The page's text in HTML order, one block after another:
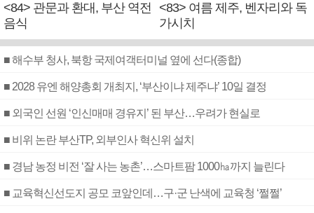
<84> 관문과 환대, 부산 역전
음식
<83> 여름 제주, 벤자리와 독
가시치
■ 해수부 청사, 북항 국제여객터미널 옆에 선다(종합)
■ 2028 유엔 해양총회 개최지, ‘부산이냐 제주냐’ 10일 결정
■ 외국인 선원 ‘인신매매 경유지’ 된 부산…우려가 현실로
■ 비위 논란 부산TP, 외부인사 혁신위 설치
■ 경남 농정 비전 ‘잘 사는 농촌’…스마트팜 1000㏊까지 늘린다
■ 교육혁신선도지 공모 코앞인데…구·군 난색에 교육청 ‘쩔쩔’